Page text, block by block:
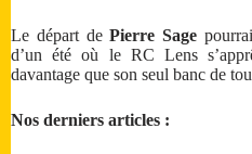
Le départ dePierre Sage
d’un été où le RC Lens
davantage que son seul banc de
Nos derniers articles :